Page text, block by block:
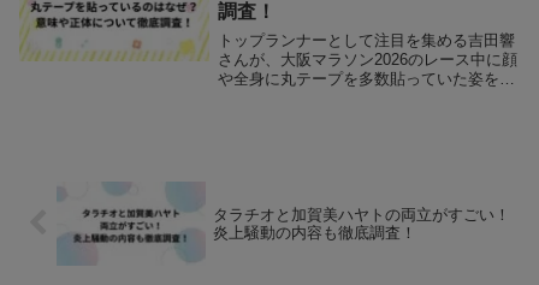
調査！
トップランナーとして注目を集める吉田響
さんが、大阪マラソン2026のレース中に顔
や全身に丸テープを多数貼っていた姿を見
タラチオと加賀美ハヤトの両立がすごい！
炎上騒動の内容も徹底調査！